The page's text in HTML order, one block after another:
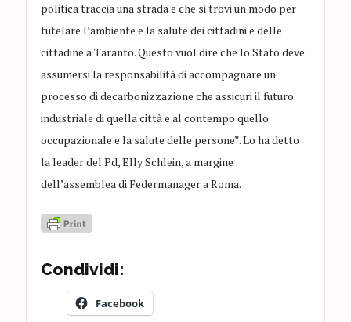
politica traccia una strada e che si trovi un modo per
tutelare l’ambiente e la salute dei cittadini e delle
cittadine a Taranto. Questo vuol dire che lo Stato deve
assumersi la responsabilità di accompagnare un
processo di decarbonizzazione che assicuri il futuro
industriale di quella città e al contempo quello
occupazionale e la salute delle persone”. Lo ha detto
la leader del Pd, Elly Schlein, a margine
dell’assemblea di Federmanager a Roma.
Condividi:
Facebook